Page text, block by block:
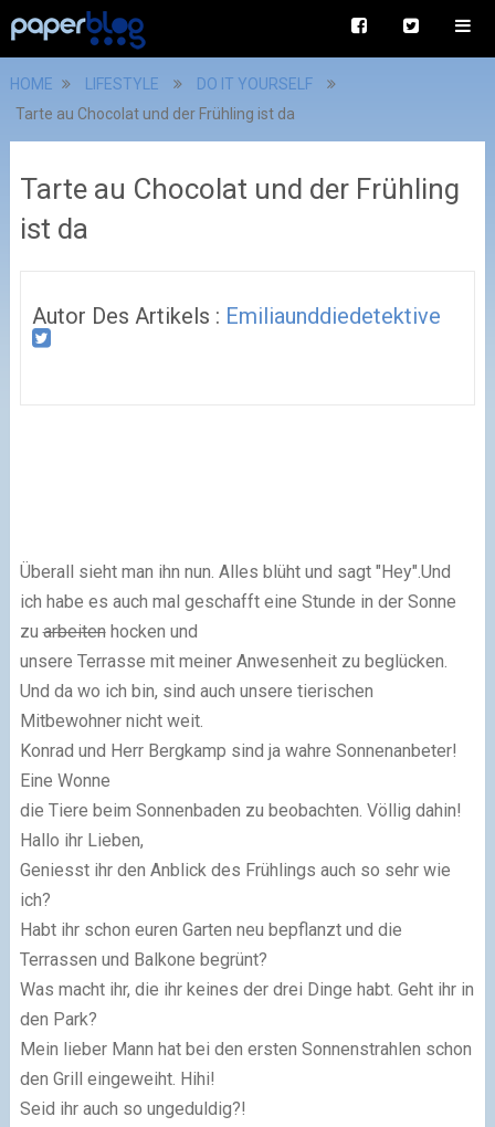
HOME LIFESTYLE
DO IT YOURSELF
Tarte au Chocolat und der Frühling ist da
Tarte au Chocolat und der Frühling
ist da
Autor Des Artikels : Emiliaunddiedetektive
Überall sieht man ihn nun. Alles blüht und sagt "Hey".Und
ich habe es auch mal geschafft eine Stunde in der Sonne
zuarbeitenhocken und
unsere Terrasse mit meiner Anwesenheit zu beglücken.
Und da wo ich bin, sind auch unsere tierischen
Mitbewohner nicht weit.
Konrad und Herr Bergkamp sind ja wahre Sonnenanbeter!
Eine Wonne
die Tiere beim Sonnenbaden zu beobachten. Völlig dahin!
Hallo ihr Lieben,
Geniesst ihr den Anblick des Frühlings auch so sehr wie
ich?
Habt ihr schon euren Garten neu bepflanzt und die
Terrassen und Balkone begrünt?
Was macht ihr, die ihr keines der drei Dinge habt. Geht ihr in
den Park?
Mein lieber Mann hat bei den ersten Sonnenstrahlen schon
den Grill eingeweiht. Hihi!
Seid ihr auch so ungeduldig?!